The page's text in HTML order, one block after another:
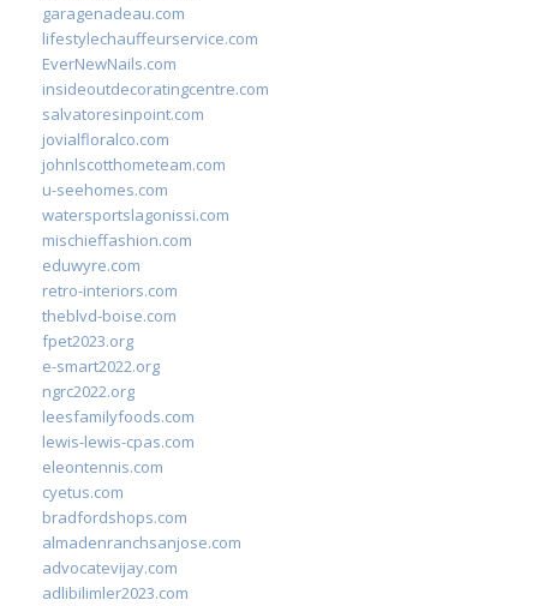
garagenadeau.com
lifestylechauffeurservice.com
EverNewNails.com
insideoutdecoratingcentre.com
salvatoresinpoint.com
jovialfloralco.com
johnlscotthometeam.com
u-seehomes.com
watersportslagonissi.com
mischieffashion.com
eduwyre.com
retro-interiors.com
theblvd-boise.com
fpet2023.org
e-smart2022.org
ngrc2022.org
leesfamilyfoods.com
lewis-lewis-cpas.com
eleontennis.com
cyetus.com
bradfordshops.com
almadenranchsanjose.com
advocatevijay.com
adlibilimler2023.com